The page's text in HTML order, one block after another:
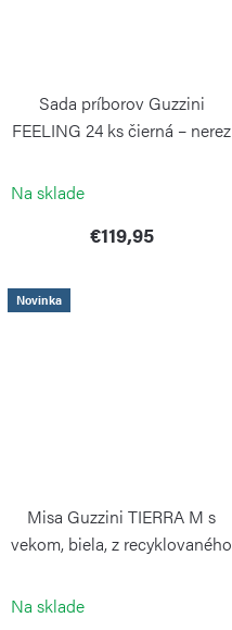
Sada príborov Guzzini
FEELING 24 ks čierná – nerez
Na sklade
€119,95
Novinka
Misa Guzzini TIERRA M s
vekom, biela, z recyklovaného
Na sklade